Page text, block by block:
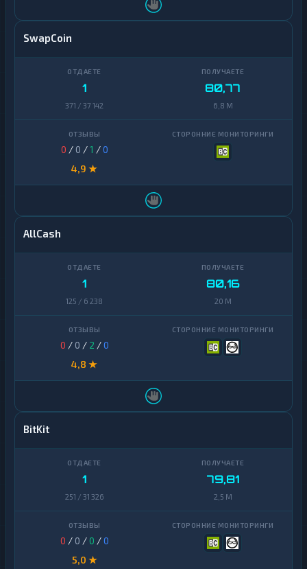
SwapCoin
1
371 / 37 142
80,77
6,8 M
0 / 0 /1 /0
4,9 ★
AllCash
1
125 / 6 238
80,16
20 M
0 / 0 / 2 /0
4,8 ★
BitKit
1
251 / 31 326
79,81
2,5 M
0 / 0 /0 /0
5,0 ★